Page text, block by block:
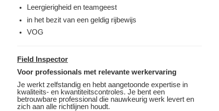
Leergierigheid en teamgeest
in het bezit van een geldig rijbewijs
VOG
Field Inspector
Voor professionals met relevante werkervaring
Je werkt zelfstandig en hebt aangetoonde expertise in
kwaliteits- en kwantiteitscontroles. Je bent een
betrouwbare professional die nauwkeurig werk levert en
zich aan alle richtlijnen houdt.